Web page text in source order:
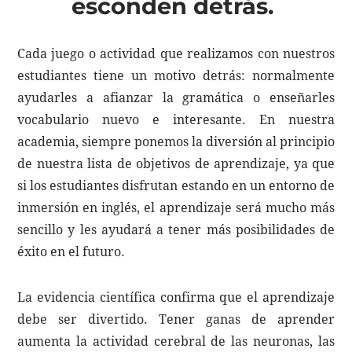
esconden detrás.
Cada juego o actividad que realizamos con nuestros
estudiantes tiene un motivo detrás: normalmente
ayudarles a afianzar la gramática o enseñarles
vocabulario nuevo e interesante. En nuestra
academia, siempre ponemos la diversión al principio
de nuestra lista de objetivos de aprendizaje, ya que
si los estudiantes disfrutan estando en un entorno de
inmersión en inglés, el aprendizaje será mucho más
sencillo y les ayudará a tener más posibilidades de
éxito en el futuro.
La evidencia científica confirma que el aprendizaje
debe ser divertido. Tener ganas de aprender
aumenta la actividad cerebral de las neuronas, las